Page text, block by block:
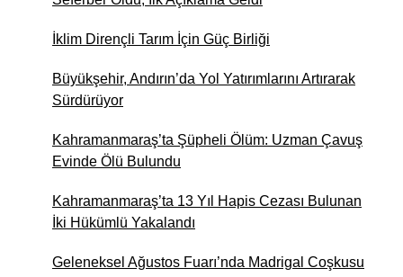
Andırın’da Bir "Okuma"
Av. Abdulsamed Ornek
İklim Dirençli Tarım İçin Güç Birliği
Büyükşehir, Andırın’da Yol Yatırımlarını Artırarak
Sürdürüyor
Kahramanmaraş’ta Şüpheli Ölüm: Uzman Çavuş
Evinde Ölü Bulundu
Kahramanmaraş’ta 13 Yıl Hapis Cezası Bulunan
İki Hükümlü Yakalandı
Geleneksel Ağustos Fuarı’nda Madrigal Coşkusu